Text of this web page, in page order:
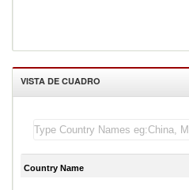
VISTA DE CUADRO
Country Name